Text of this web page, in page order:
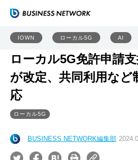
IOWN ローカル5G AI
ローカル5G免許申請
が改定、共同利用など
応
ローカル5G
BUSINESS NETWORK編集部